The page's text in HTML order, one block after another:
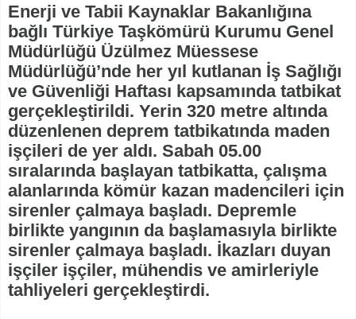
Enerji ve Tabii Kaynaklar Bakanlığına
bağlı Türkiye Taşkömürü Kurumu Genel
Müdürlüğü Üzülmez Müessese
Müdürlüğü’nde her yıl kutlanan İş Sağlığı
ve Güvenliği Haftası kapsamında tatbikat
gerçekleştirildi. Yerin 320 metre altında
düzenlenen deprem tatbikatında maden
işçileri de yer aldı. Sabah 05.00
sıralarında başlayan tatbikatta, çalışma
alanlarında kömür kazan madencileri için
sirenler çalmaya başladı. Depremle
birlikte yangının da başlamasıyla birlikte
sirenler çalmaya başladı. İkazları duyan
işçiler işçiler, mühendis ve amirleriyle
tahliyeleri gerçekleştirdi.